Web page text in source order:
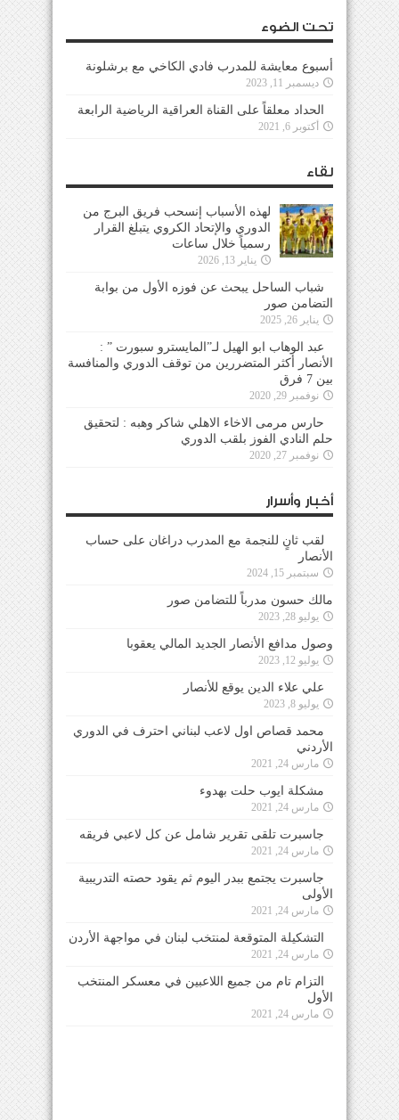
تحت الضوء
أسبوع معايشة للمدرب فادي الكاخي مع برشلونة
ديسمبر 11, 2023
الحداد معلقاً على القناة العراقية الرياضية الرابعة
أكتوبر 6, 2021
لقاء
لهذه الأسباب إنسحب فريق البرج من
الدوري والإتحاد الكروي يتبلغ القرار
رسمياً خلال ساعات
يناير 13, 2026
شباب الساحل يبحث عن فوزه الأول من بوابة
التضامن صور
يناير 26, 2025
عبد الوهاب ابو الهيل لـ”المايسترو سبورت ” :
الأنصار أكثر المتضررين من توقف الدوري والمنافسة
بين 7 فرق
نوفمبر 29, 2020
حارس مرمى الاخاء الاهلي شاكر وهبه : لتحقيق
حلم النادي الفوز بلقب الدوري
نوفمبر 27, 2020
أخبار وأسرار
لقب ثانٍ للنجمة مع المدرب دراغان على حساب
الأنصار
سبتمبر 15, 2024
مالك حسون مدرباً للتضامن صور
يوليو 28, 2023
وصول مدافع الأنصار الجديد المالي يعقوبا
يوليو 12, 2023
علي علاء الدين يوقع للأنصار
يوليو 8, 2023
محمد قصاص اول لاعب لبناني احترف في الدوري
الأردني
مارس 24, 2021
مشكلة ايوب حلت بهدوء
مارس 24, 2021
جاسبرت تلقى تقرير شامل عن كل لاعبي فريقه
مارس 24, 2021
جاسبرت يجتمع ببدر اليوم ثم يقود حصته التدريبية
الأولى
مارس 24, 2021
التشكيلة المتوقعة لمنتخب لبنان في مواجهة الأردن
مارس 24, 2021
التزام تام من جميع اللاعبين في معسكر المنتخب
الأول
مارس 24, 2021